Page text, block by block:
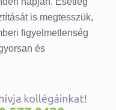
is megtesszük,
figyelmetlenség
és